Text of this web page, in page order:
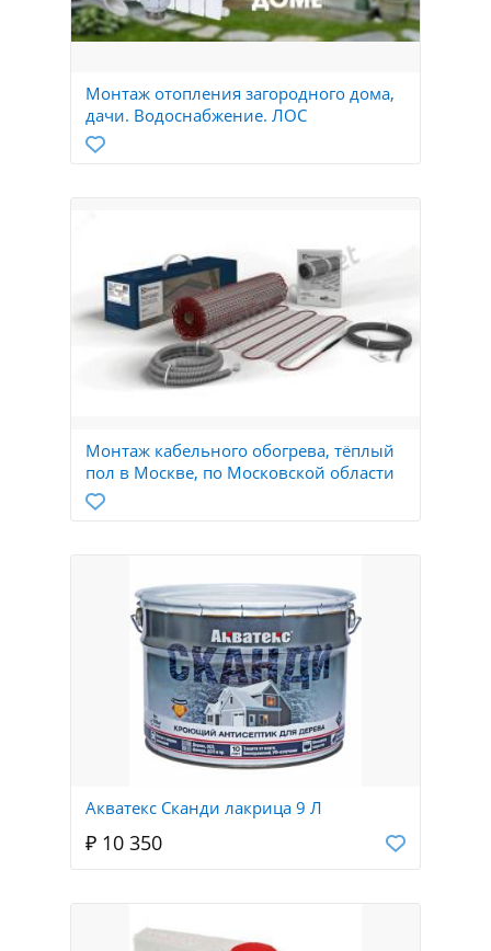
Монтаж отопления загородного дома,
дачи. Водоснабжение. ЛОС
Монтаж кабельного обогрева, тёплый
пол в Москве, по Московской области
Акватекс Сканди лакрица 9 Л
₽ 10 350